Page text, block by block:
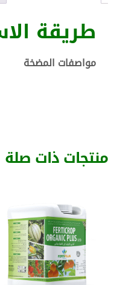
طريقة
مواصفات المضخة
منتجات ذات صلة